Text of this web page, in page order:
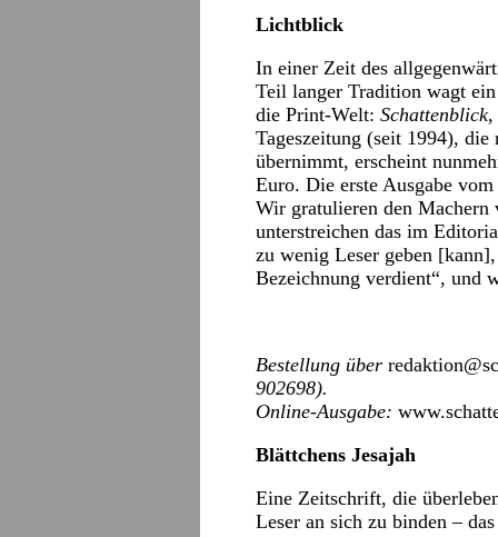
Lichtblick
In einer Zeit des
Teil langer Tradition wagt
die Print-Welt: Schattenblick,
Tageszeitung (seit 1994),
übernimmt, erscheint
Euro. Die erste Ausgabe
Wir gratulieren den
unterstreichen das im
zu wenig Leser geben
Bezeichnung verdient“, und
Bestellung über
902698).
Online-Ausgabe:
Blättchens Jesajah
Eine Zeitschrift, die
Leser an sich zu binden –